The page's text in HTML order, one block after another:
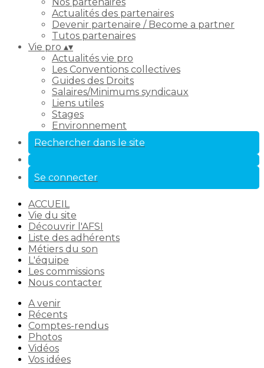
Actualités des partenaires
Devenir partenaire / Become a partner
Tutos partenaires
Vie pro ▴▾
Actualités vie pro
Les Conventions collectives
Guides des Droits
Salaires/Minimums syndicaux
Liens utiles
Stages
Environnement
Rechercher dans le site
Se connecter
ACCUEIL
Vie du site
Découvrir l'AFSI
Liste des adhérents
Métiers du son
L'équipe
Les commissions
Nous contacter
A venir
Récents
Comptes-rendus
Photos
Vidéos
Vos idées